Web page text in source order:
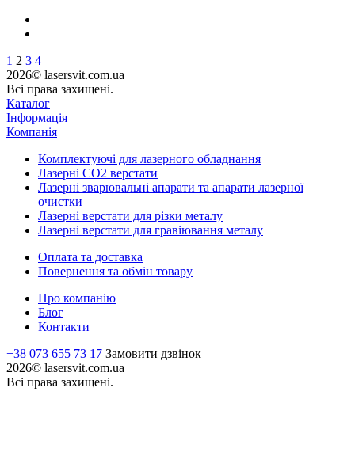
1 2 3 4
2026© lasersvit.com.ua
Всі права захищені.
Каталог
Інформація
Компанія
Комплектуючі для лазерного обладнання
Лазерні СО2 верстати
Лазерні зварювальні апарати та апарати лазерної
очистки
Лазерні верстати для різки металу
Лазерні верстати для гравіювання металу
Оплата та доставка
Повернення та обмін товару
Про компанію
Блог
Контакти
+38 073 655 73 17 Замовити дзвінок
2026© lasersvit.com.ua
Всі права захищені.